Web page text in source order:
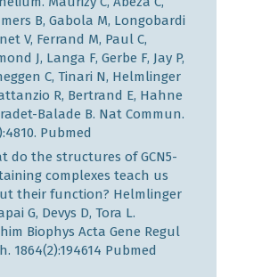
B, Gabola M, Longobardi
V, Ferrand M, Paul C,
J, Langa F, Gerbe F, Jay P,
C, Tinari N, Helmlinger
R, Bertrand E, Hahne
Balade B. Nat Commun.
Pubmed
do the structures of GCN5-
complexes teach us
their function? Helmlinger
G, Devys D, Tora L.
Biophys Acta Gene Regul
1864(2):194614 Pubmed